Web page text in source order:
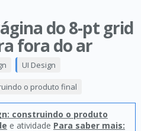
do 8-pt grid
fora do ar
UI Design
o produto final
construindo o produto
e atividade Para saber mais: